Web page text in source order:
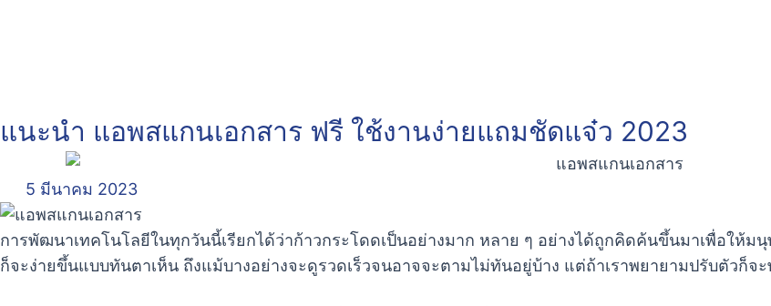
แนะนำ แอพสแกนเอกสาร ฟรี ใช้งานง่ายแถมชัดแจ๋ว 2023
5 มีนาคม 2023
การพัฒนาเทคโนโลยีในทุกวันนี้เรียกได้ว่าก้าวกระโดดเป็นอย่างมาก หลาย ๆ อย่างได้ถูกคิดค้นขึ้นมาเพื่อให้ม
ก็จะง่ายขึ้นแบบทันตาเห็น ถึงแม้บางอย่างจะดูรวดเร็วจนอาจจะตามไม่ทันอยู่บ้าง แต่ถ้าเราพยายามปรับตัวก็จ